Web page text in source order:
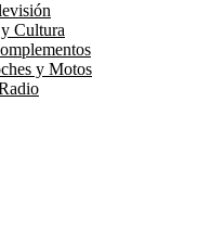
Cultura
y Motos